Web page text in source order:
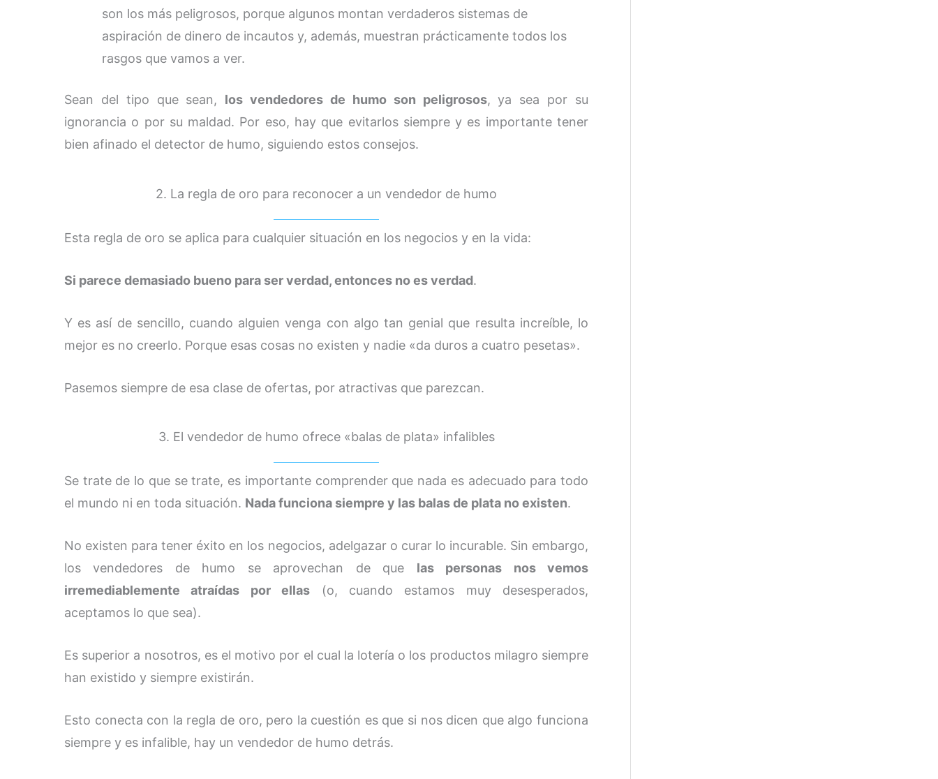
son los más peligrosos, porque algunos montan verdaderos sistemas de
aspiración de dinero de incautos y, además, muestran prácticamente todos los
rasgos que vamos a ver.
Sean del tipo que sean, los vendedores de humo son peligrosos, ya sea por su
ignorancia o por su maldad. Por eso, hay que evitarlos siempre y es importante tener
bien afinado el detector de humo, siguiendo estos consejos.
2. La regla de oro para reconocer a un vendedor de humo
Esta regla de oro se aplica para cualquier situación en los negocios y en la vida:
Si parece demasiado bueno para ser verdad, entonces no es verdad.
Y es así de sencillo, cuando alguien venga con algo tan genial que resulta increíble, lo
mejor es no creerlo. Porque esas cosas no existen y nadie «da duros a cuatro pesetas».
Pasemos siempre de esa clase de ofertas, por atractivas que parezcan.
3. El vendedor de humo ofrece «balas de plata» infalibles
Se trate de lo que se trate, es importante comprender que nada es adecuado para todo
el mundo ni en toda situación. Nada funciona siempre y las balas de plata no existen.
No existen para tener éxito en los negocios, adelgazar o curar lo incurable. Sin embargo,
los vendedores de humo se aprovechan de que las personas nos vemos
irremediablemente atraídas por ellas (o, cuando estamos muy desesperados,
aceptamos lo que sea).
Es superior a nosotros, es el motivo por el cual la lotería o los productos milagro siempre
han existido y siempre existirán.
Esto conecta con la regla de oro, pero la cuestión es que si nos dicen que algo funciona
siempre y es infalible, hay un vendedor de humo detrás.